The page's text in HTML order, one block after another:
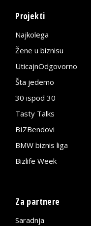
Projekti
Najkolega
Žene u biznisu
UticajnOdgovorno
Šta jedemo
30 ispod 30
Tasty Talks
BIZBendovi
BMW biznis liga
Bizlife Week
Za partnere
Saradnja